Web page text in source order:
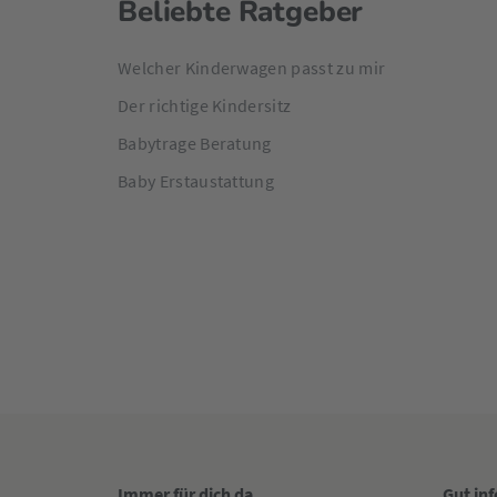
Beliebte Ratgeber
Welcher Kinderwagen passt zu mir
Der richtige Kindersitz
Babytrage Beratung
Baby Erstaustattung